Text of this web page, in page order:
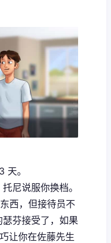
天。
尼说服你换档。
西，但接待员不
芬接受了，如果
让你在佐藤先生